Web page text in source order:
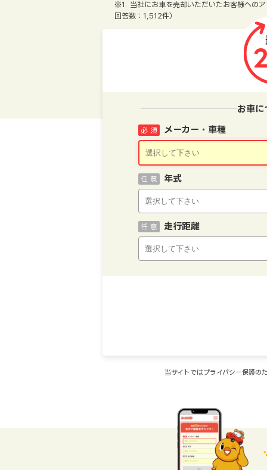
※1. 当社にお車を売却いただいたお客様への
回答数：1,512件）
お車に
メーカー・車種
必 須
年式
任 意
走行距離
任 意
当サイトではプライバシー保護の